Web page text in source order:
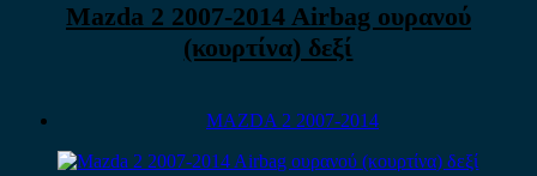
Mazda 2 2007-2014 Airbag ουρανού
(κουρτίνα) δεξί
MAZDA 2 2007-2014